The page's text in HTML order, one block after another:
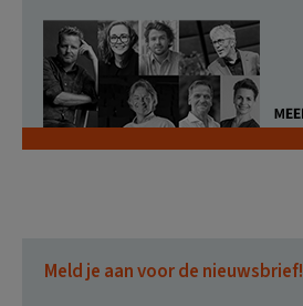
Meld je aan voor de nieuwsbrief!